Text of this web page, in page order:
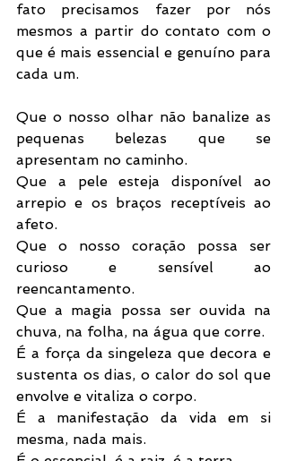
fato precisamos fazer por nós
mesmos a partir do contato com o
que é mais essencial e genuíno para
cada um.
Que o nosso olhar não banalize as
pequenas belezas que se
apresentam no caminho.
Que a pele esteja disponível ao
arrepio e os braços receptíveis ao
afeto.
Que o nosso coração possa ser
curioso e sensível ao
reencantamento.
Que a magia possa ser ouvida na
chuva, na folha, na água que corre.
É a força da singeleza que decora e
sustenta os dias, o calor do sol que
envolve e vitaliza o corpo.
É a manifestação da vida em si
mesma, nada mais.